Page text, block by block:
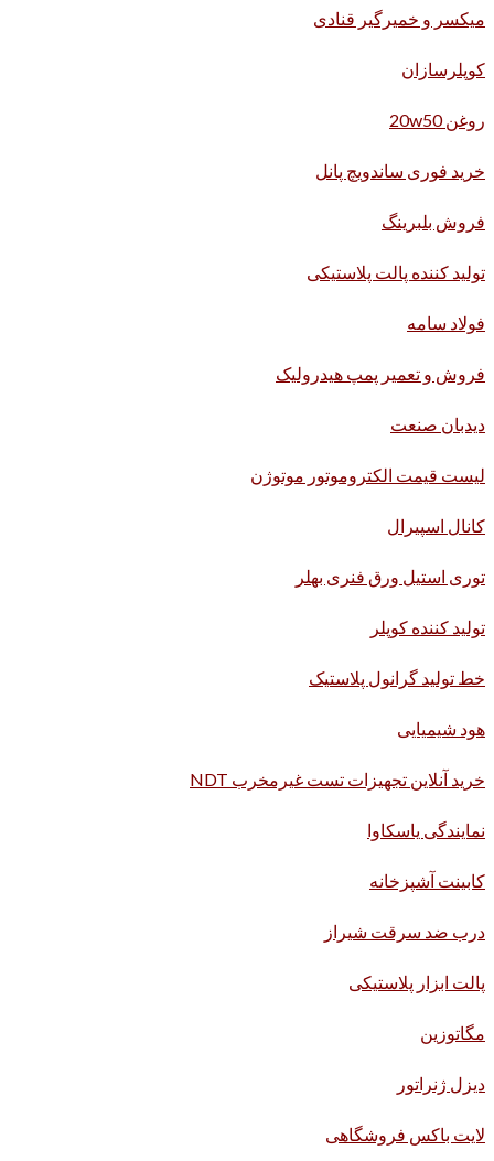
میکسر و خمیرگیر قنادی
کوپلرسازان
روغن 20w50
خرید فوری ساندویچ پانل
فروش بلبرینگ
تولید کننده پالت پلاستیکی
فولاد سامه
فروش و تعمیر پمپ هیدرولیک
دیدبان صنعت
لیست قیمت الکتروموتور موتوژن
کانال اسپیرال
توری استیل ورق فنری بهلر
تولید کننده کوپلر
خط تولید گرانول پلاستیک
هود شیمیایی
خرید آنلاین تجهیزات تست غیرمخرب NDT
نمایندگی یاسکاوا
کابینت آشپزخانه
درب ضد سرقت شیراز
پالت ابزار پلاستیکی
مگاتوزین
دیزل ژنراتور
لایت باکس فروشگاهی